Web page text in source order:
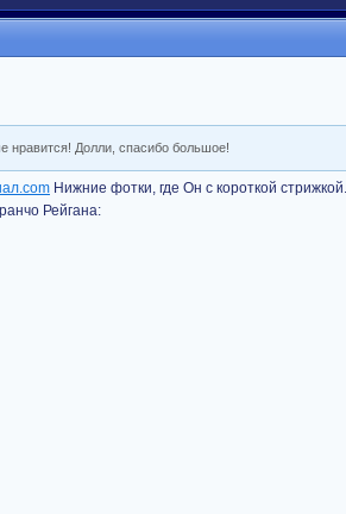
нравится! Долли, спасибо большое!
Нижние фотки, где Он с короткой
Рейгана: